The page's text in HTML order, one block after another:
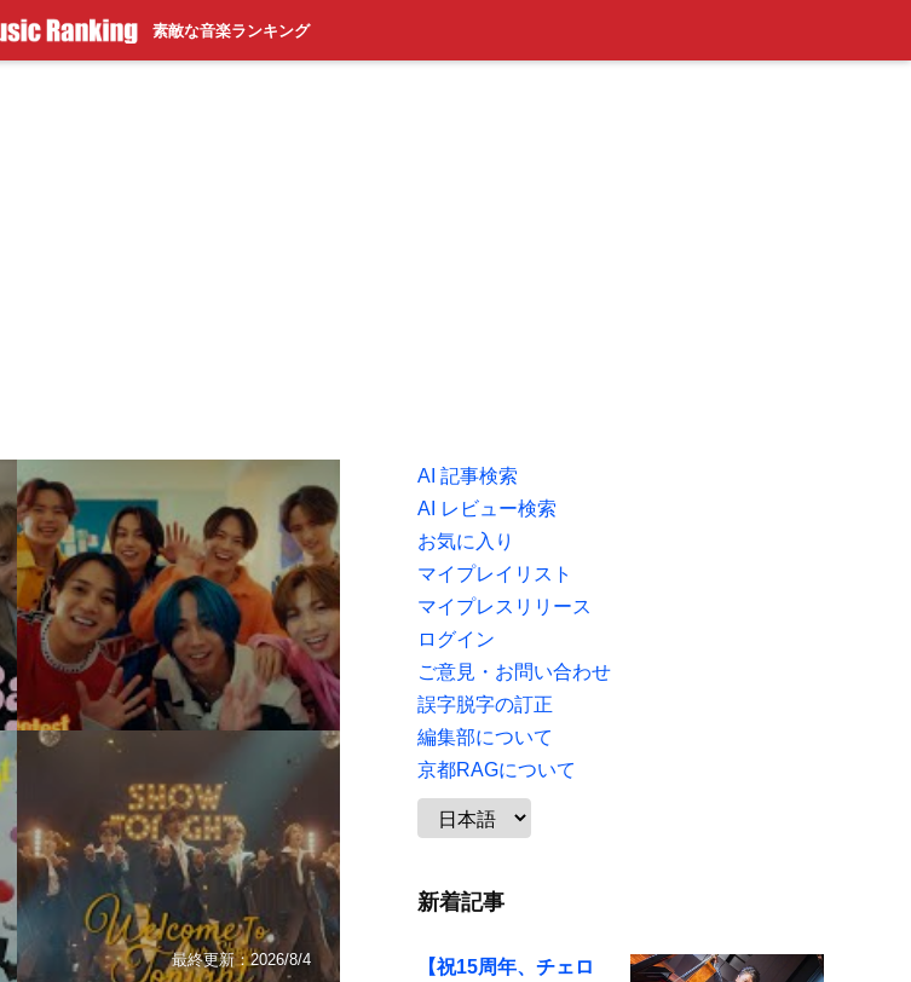
素敵な音楽ランキング
最終更新：2026/8/4
AI 記事検索
AI レビュー検索
お気に入り
マイプレイリスト
マイプレスリリース
ログイン
ご意見・お問い合わせ
誤字脱字の訂正
編集部について
京都RAGについて
新着記事
【祝15周年、チェロ